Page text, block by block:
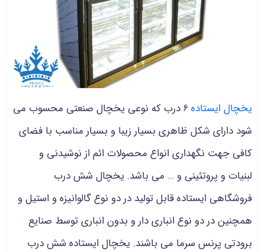
یخچال ایستاده
یخچال صنعتی محسوب می
شود دارای شکل ظاهری بسیار زیبا و بسیار مناسب با فضای
کافی جهت نگهداری انواع محصولات ائم از نوشیدنی و
لبنیات و پروتئینی و … می باشد. یخچال شش درب
فروشگاهی ایستاده قابل تولید در دو نوع گالوانیزه و استیل و
همچنین در دو نوع انباری دار و بدون انباری توسط صنایع
برودتی پرنس سرما می باشند. یخچال ایستاده شش درب